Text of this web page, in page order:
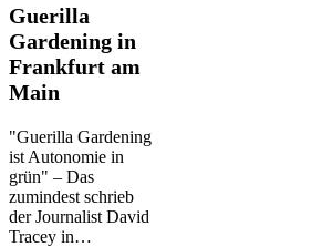
Guerilla
Gardening
in
Frankfurt
am
Guerilla
Gardening in
Frankfurt am
Main
"Guerilla Gardening
ist Autonomie in
grün" – Das
zumindest schrieb
der Journalist David
Tracey in…